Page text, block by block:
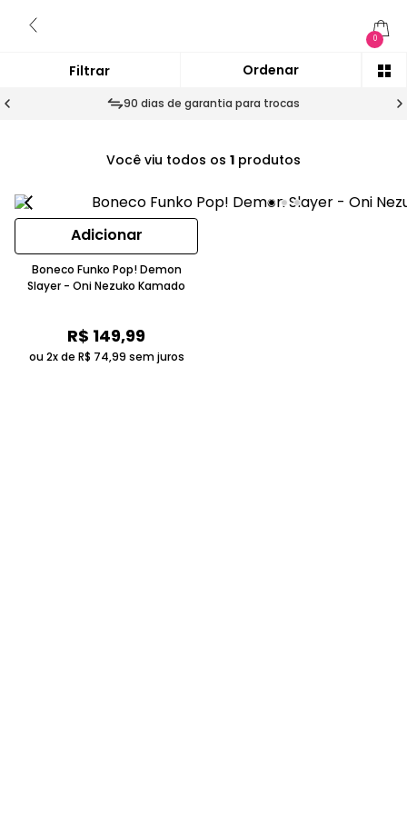
0
90 dias de garantia para trocas
Você viu todos os 1 produtos
Adicionar
Boneco Funko Pop! Demon
Slayer - Oni Nezuko Kamado
R$ 149,99
ou 2x de R$ 74,99 sem juros